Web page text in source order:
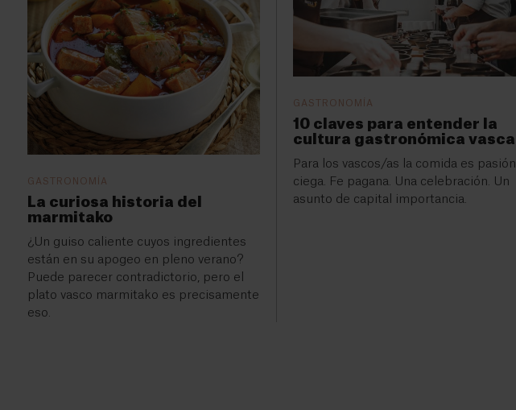
GASTRONOMÍA
La curiosa historia del
marmitako
¿Un guiso caliente cuyos ingredientes
están en su apogeo en pleno verano?
Puede parecer contradictorio, pero el
plato vasco marmitako es precisamente
eso.
GASTRONOMÍA
10 claves para entender la
cultura gastronómica vasca
Para los vascos/as la comida es pasión
ciega. Fe pagana. Una celebración. Un
asunto de capital importancia.